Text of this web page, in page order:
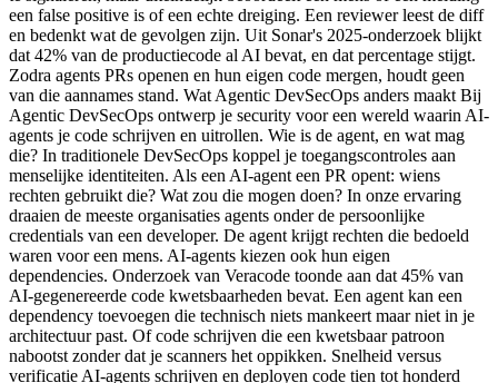
een false positive is of een echte dreiging. Een reviewer leest de diff
en bedenkt wat de gevolgen zijn. Uit Sonar's 2025-onderzoek blijkt
dat 42% van de productiecode al AI bevat, en dat percentage stijgt.
Zodra agents PRs openen en hun eigen code mergen, houdt geen
van die aannames stand. Wat Agentic DevSecOps anders maakt Bij
Agentic DevSecOps ontwerp je security voor een wereld waarin AI-
agents je code schrijven en uitrollen. Wie is de agent, en wat mag
die? In traditionele DevSecOps koppel je toegangscontroles aan
menselijke identiteiten. Als een AI-agent een PR opent: wiens
rechten gebruikt die? Wat zou die mogen doen? In onze ervaring
draaien de meeste organisaties agents onder de persoonlijke
credentials van een developer. De agent krijgt rechten die bedoeld
waren voor een mens. AI-agents kiezen ook hun eigen
dependencies. Onderzoek van Veracode toonde aan dat 45% van
AI-gegenereerde code kwetsbaarheden bevat. Een agent kan een
dependency toevoegen die technisch niets mankeert maar niet in je
architectuur past. Of code schrijven die een kwetsbaar patroon
nabootst zonder dat je scanners het oppikken. Snelheid versus
verificatie AI-agents schrijven en deployen code tien tot honderd